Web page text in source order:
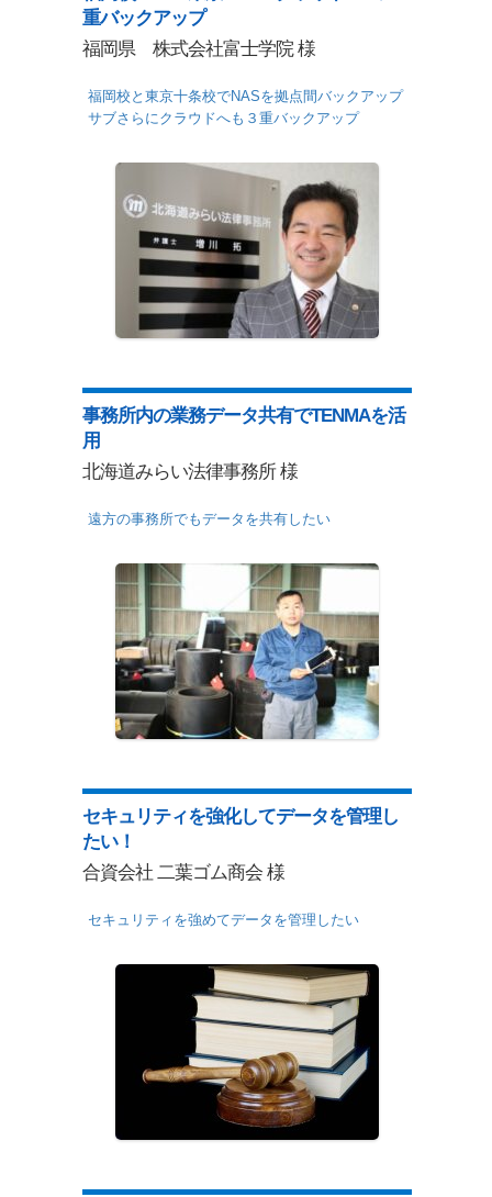
重バックアップ
福岡県 株式会社富士学院 様
福岡校と東京十条校でNASを拠点間バックアップ
サブさらにクラウドへも３重バックアップ
事務所内の業務データ共有でTENMAを活
用
北海道みらい法律事務所 様
遠方の事務所でもデータを共有したい
セキュリティを強化してデータを管理し
たい！
合資会社 二葉ゴム商会 様
セキュリティを強めてデータを管理したい